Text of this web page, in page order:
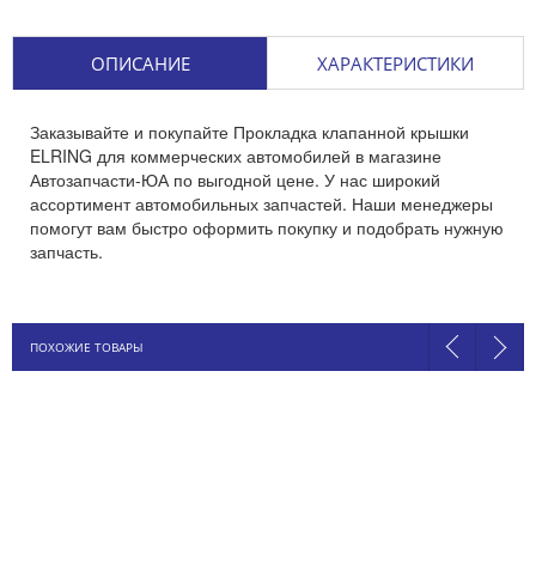
ОПИСАНИЕ ХАРАКТЕРИСТИКИ
Заказывайте и покупайте Прокладка клапанной крышки
ELRING для коммерческих автомобилей в магазине
Автозапчасти-ЮА по выгодной цене. У нас широкий
ассортимент автомобильных запчастей. Наши менеджеры
помогут вам быстро оформить покупку и подобрать нужную
запчасть.
ПОХОЖИЕ ТОВАРЫ